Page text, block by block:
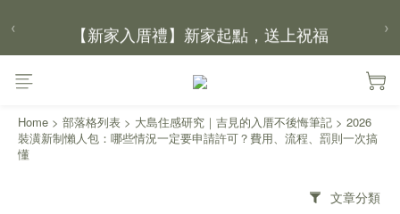
【新家入厝禮】新家起點，送上祝福
【 涼感家族 】天氣越熱，優惠越多
父親節｜靠山計劃，最高折 $2,500
‹ ›
Home > 部落格列表 > 大島住感研究｜吉見的入厝不後悔筆記 > 2026
裝潢新制懶人包：哪些情況一定要申請許可？費用、流程、罰則一次搞
懂
文章分類